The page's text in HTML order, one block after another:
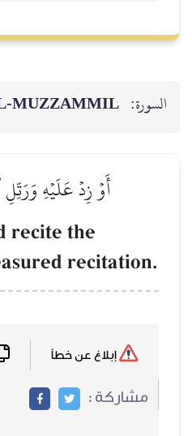
السورة:
أَوۡ زِدۡ عَلَيۡهِ وَرَتِّلِ
recite the
recitation.
مشاركة :